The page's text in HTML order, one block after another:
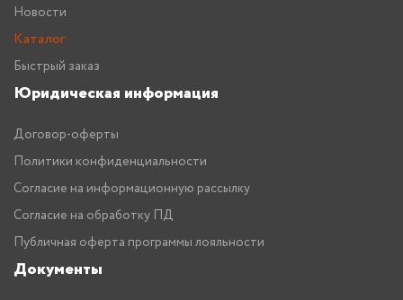
Новости
Каталог
Быстрый заказ
Юридическая информация
Договор-оферты
Политики конфиденциальности
Согласие на информационную рассылку
Согласие на обработку ПД
Публичная оферта программы лояльности
Документы